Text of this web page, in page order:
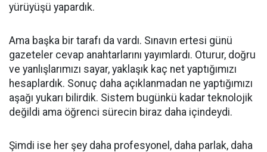
yürüyüşü yapardık.
Ama başka bir tarafı da vardı. Sınavın ertesi günü
gazeteler cevap anahtarlarını yayımlardı. Oturur, doğru
ve yanlışlarımızı sayar, yaklaşık kaç net yaptığımızı
hesaplardık. Sonuç daha açıklanmadan ne yaptığımızı
aşağı yukarı bilirdik. Sistem bugünkü kadar teknolojik
değildi ama öğrenci sürecin biraz daha içindeydi.
Şimdi ise her şey daha profesyonel, daha parlak, daha